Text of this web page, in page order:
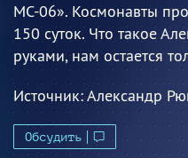
МС-06». Космонавты
150 суток. Что такое
руками, нам остается
Источник:Александр
Обсудить